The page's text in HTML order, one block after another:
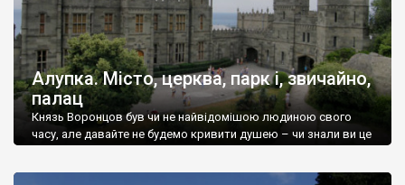
Алупка. Місто, церква, парк і, звичайно,
палац
Князь Воронцов був чи не найвідомішою людиною свого
часу, але давайте не будемо кривити душею – чи знали ви це